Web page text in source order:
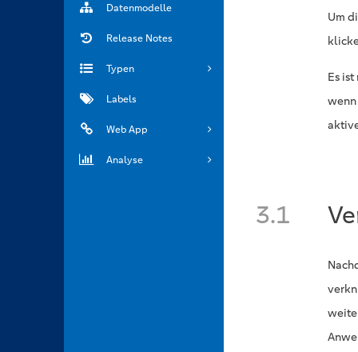
Datenmodelle
Release Notes
Typen
Labels
Web App
Analyse
Um
Es
3.1